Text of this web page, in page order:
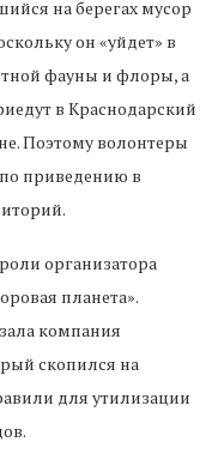
на берегах мусор
он «уйдет» в
фауны и флоры, а
в Краснодарский
Поэтому волонтеры
приведению в
организатора
планета».
компания
скопился на
для утилизации